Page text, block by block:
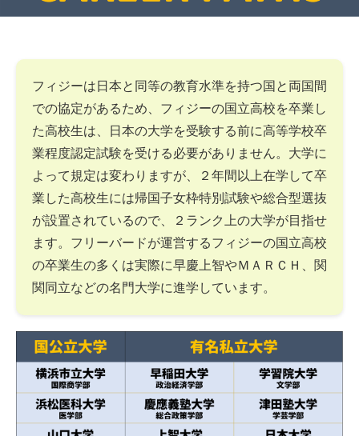
フィジーは日本と同等の教育水準を持つ国と両国間
での協定があるため、フィジーの国立高校を卒業し
た高校生は、日本の大学を受験する前に高等学校卒
業程度認定試験を受ける必要がありません。大学に
よって規定は変わりますが、２年間以上在学して卒
業した高校生には帰国子女枠特別試験や総合型選抜
が設置されているので、２ランク上の大学が目指せ
ます。フリーバードが運営するフィジーの国立高校
の卒業生の多くは実際に早慶上智やＭＡＲＣＨ、関
関同立などの名門大学に進学しています。